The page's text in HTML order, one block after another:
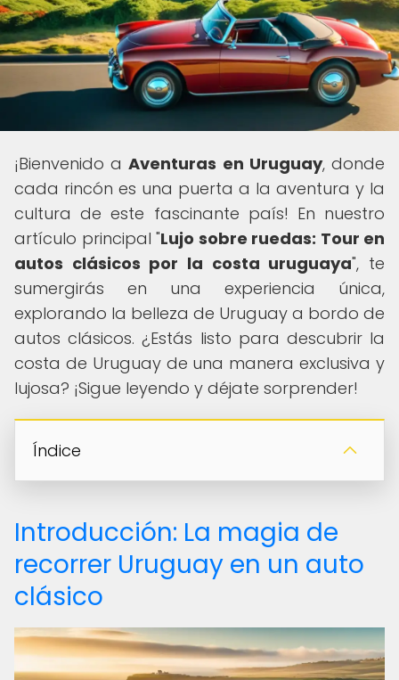
¡Bienvenido aAventuras en Uruguay, donde
cada rincón es una puerta a la aventura y la
cultura de este fascinante país! En nuestro
artículo principal "Lujo sobre ruedas: Tour en
autos clásicos por la costa uruguaya", te
sumergirás en una experiencia única,
explorando la belleza de Uruguay a bordo de
autos clásicos. ¿Estás listo para descubrir la
costa de Uruguay de una manera exclusiva y
lujosa? ¡Sigue leyendo y déjate sorprender!
Índice
Introducción: La magia de
recorrer Uruguay en un auto
clásico